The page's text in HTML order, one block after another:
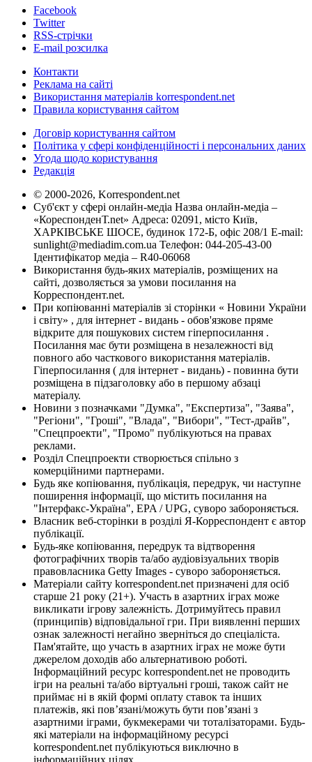
Facebook
Twitter
RSS-стрічки
E-mail розсилка
Контакти
Реклама на сайті
Використання матеріалів korrespondent.net
Правила користування сайтом
Договір користування сайтом
Політика у сфері конфіденційності і персональних даних
Угода щодо користування
Редакція
© 2000-2026, Korrespondent.net
Суб'єкт у сфері онлайн-медіа Назва онлайн-медіа –
«КореспонденТ.net» Адреса: 02091, місто Київ,
ХАРКІВСЬКЕ ШОСЕ, будинок 172-Б, офіс 208/1 E-mail:
sunlight@mediadim.com.ua Телефон: 044-205-43-00
Ідентифікатор медіа – R40-06068
Використання будь-яких матеріалів, розміщених на
сайті, дозволяється за умови посилання на
Корреспондент.net.
При копіюванні матеріалів зі сторінки « Новини України
і світу» , для інтернет - видань - обов'язкове пряме
відкрите для пошукових систем гіперпосилання .
Посилання має бути розміщена в незалежності від
повного або часткового використання матеріалів.
Гіперпосилання ( для інтернет - видань) - повинна бути
розміщена в підзаголовку або в першому абзаці
матеріалу.
Новини з позначками "Думка", "Експертиза", "Заява",
"Регіони", "Гроші", "Влада", "Вибори", "Тест-драйв",
"Спецпроекти", "Промо" публікуються на правах
реклами.
Розділ Спецпроекти створюється спільно з
комерційними партнерами.
Будь яке копіювання, публікація, передрук, чи наступне
поширення інформації, що містить посилання на
"Інтерфакс-Україна", EPA / UPG, суворо забороняється.
Власник веб-сторінки в розділі Я-Корреспондент є автор
публікації.
Будь-яке копіювання, передрук та відтворення
фотографічних творів та/або аудіовізуальних творів
правовласника Getty Images - суворо забороняється.
Матеріали сайту korrespondent.net призначені для осіб
старше 21 року (21+). Участь в азартних іграх може
викликати ігрову залежність. Дотримуйтесь правил
(принципів) відповідальної гри. При виявленні перших
ознак залежності негайно зверніться до спеціаліста.
Пам'ятайте, що участь в азартних іграх не може бути
джерелом доходів або альтернативою роботі.
Інформаційний ресурс korrespondent.net не проводить
ігри на реальні та/або віртуальні гроші, також сайт не
приймає ні в якій формі оплату ставок та інших
платежів, які пов’язані/можуть бути пов’язані з
азартними іграми, букмекерами чи тоталізаторами. Будь-
які матеріали на інформаційному ресурсі
korrespondent.net публікуються виключно в
інформаційних цілях.